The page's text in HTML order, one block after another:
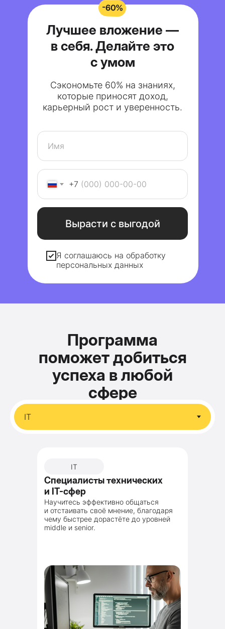
+7
Вырасти с выгодой
Сэкономьте 60% на знаниях,
которые приносят доход,
карьерный рост и уверенность.
Лучшее вложение —
в себя. Делайте это
с умом
-60%
Я соглашаюсь на обработку
персональных данных
Программа
поможет добиться
успеха в любой
сфере
IT
Специалисты технических
и IT-сфер
Научитесь эффективно общаться
и отстаивать своё мнение, благодаря
чему быстрее дорастёте до уровней
middle и senior.